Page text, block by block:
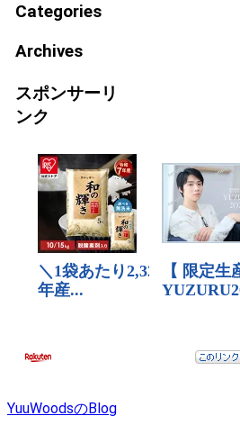
Categories
Archives
スポンサーリ
ンク
YuuWoodsのBlog